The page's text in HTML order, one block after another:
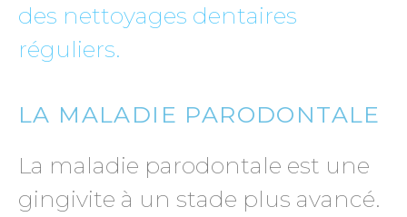
des nettoyages dentaires
réguliers.
LA MALADIE PARODONTALE
La maladie parodontale est une
gingivite à un stade plus avancé.